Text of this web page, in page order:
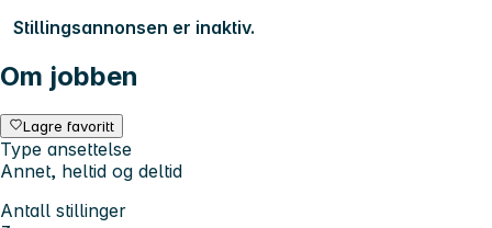
Stillingsannonsen er inaktiv.
Om jobben
Lagre favoritt
Type ansettelse
Annet, heltid og deltid
Antall stillinger